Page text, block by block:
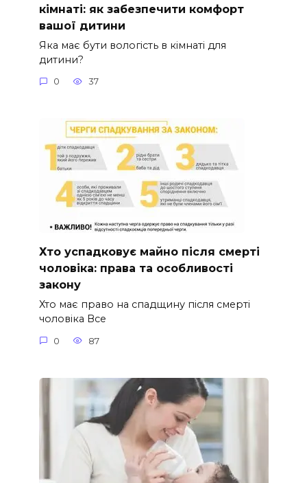
кімнаті: як забезпечити комфорт
вашої дитини
Яка має бути вологість в кімнаті для
дитини?
0 37
Хто успадковує майно після смерті
чоловіка: права та особливості
закону
Хто має право на спадщину після смерті
чоловіка Все
0 87